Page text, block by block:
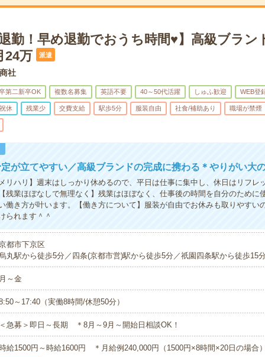
勤！早め退勤でおうち時間♥】高級ブラン
24万
派遣
社
第二新卒OK 複数名募集 英語不要 40～50代活躍 しゅふ歓迎 WEB登
休 残業少 交費支給 駅歩5分 服装自由 社食/補助あり 職場が禁煙
が立てやすい／高級ブランドの完成に携わる＊やりがい大
リハリ】週末はしっかり休めるので、平日は仕事に集中し、休日はリフレ
残業ほぼなしで無理なく】残業はほぼなく、仕事後の時間を自分のために
働き方が叶います。【働き方について】服装が自由でお休みも取りやすい
られます＾＾
都市下京区
丸駅から徒歩5分／四条(京都市営)駅から徒歩5分／祇園四条駅から徒歩15
～金
～17:40（実働8時間/休憩50分）
急募＞即日～長期 ＊8月～9月～開始日相談OK！
給1500円～時給1600円 ＊月給例240,000円（1500円×8時間×20日の場合